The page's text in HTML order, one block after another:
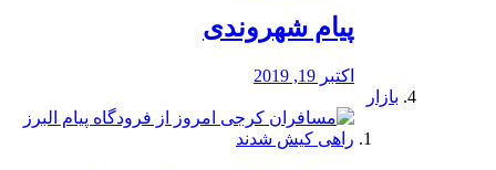
پیام شهروندی
اکتبر 19, 2019
بازار